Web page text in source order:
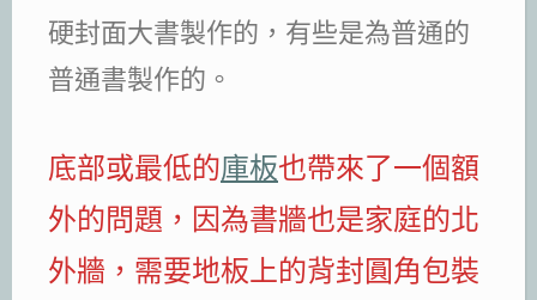
硬封面大書製作的，有些是為普通的
普通書製作的。
底部或最低的庫板也帶來了一個額
外的問題，因為書牆也是家庭的北
外牆，需要地板上的背封圓角包裝